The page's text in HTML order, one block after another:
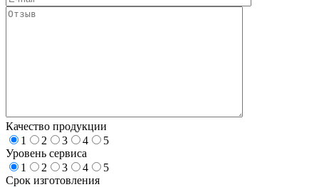
Качество продукции
1
2 3 4
5
Уровень сервиса
1
2 3 4
5
Срок изготовления